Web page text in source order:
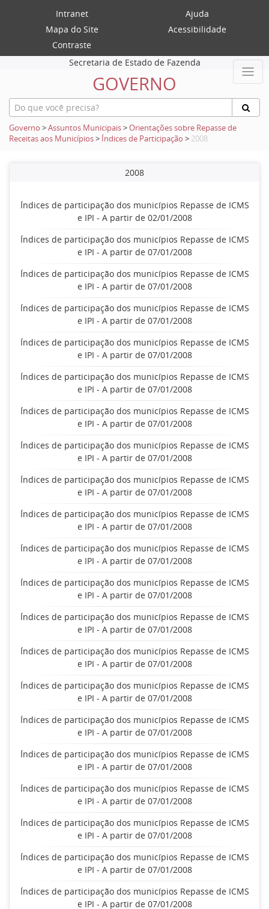
Intranet
Ajuda
Mapa do Site
Acessibilidade
Contraste
Secretaria de Estado de Fazenda
GOVERNO
Governo >Assuntos Municipais>Orientações sobre Repasse de
Receitas aos Municípios> Índices de Participação > 2008
2008
Índices de participação dos municípios Repasse de ICMS
e IPI - A partir de 02/01/2008
Índices de participação dos municípios Repasse de ICMS
e IPI - A partir de 07/01/2008
Índices de participação dos municípios Repasse de ICMS
e IPI - A partir de 07/01/2008
Índices de participação dos municípios Repasse de ICMS
e IPI - A partir de 07/01/2008
Índices de participação dos municípios Repasse de ICMS
e IPI - A partir de 07/01/2008
Índices de participação dos municípios Repasse de ICMS
e IPI - A partir de 07/01/2008
Índices de participação dos municípios Repasse de ICMS
e IPI - A partir de 07/01/2008
Índices de participação dos municípios Repasse de ICMS
e IPI - A partir de 07/01/2008
Índices de participação dos municípios Repasse de ICMS
e IPI - A partir de 07/01/2008
Índices de participação dos municípios Repasse de ICMS
e IPI - A partir de 07/01/2008
Índices de participação dos municípios Repasse de ICMS
e IPI - A partir de 07/01/2008
Índices de participação dos municípios Repasse de ICMS
e IPI - A partir de 07/01/2008
Índices de participação dos municípios Repasse de ICMS
e IPI - A partir de 07/01/2008
Índices de participação dos municípios Repasse de ICMS
e IPI - A partir de 07/01/2008
Índices de participação dos municípios Repasse de ICMS
e IPI - A partir de 07/01/2008
Índices de participação dos municípios Repasse de ICMS
e IPI - A partir de 07/01/2008
Índices de participação dos municípios Repasse de ICMS
e IPI - A partir de 07/01/2008
Índices de participação dos municípios Repasse de ICMS
e IPI - A partir de 07/01/2008
Índices de participação dos municípios Repasse de ICMS
e IPI - A partir de 07/01/2008
Índices de participação dos municípios Repasse de ICMS
e IPI - A partir de 07/01/2008
Índices de participação dos municípios Repasse de ICMS
e IPI - A partir de 07/01/2008